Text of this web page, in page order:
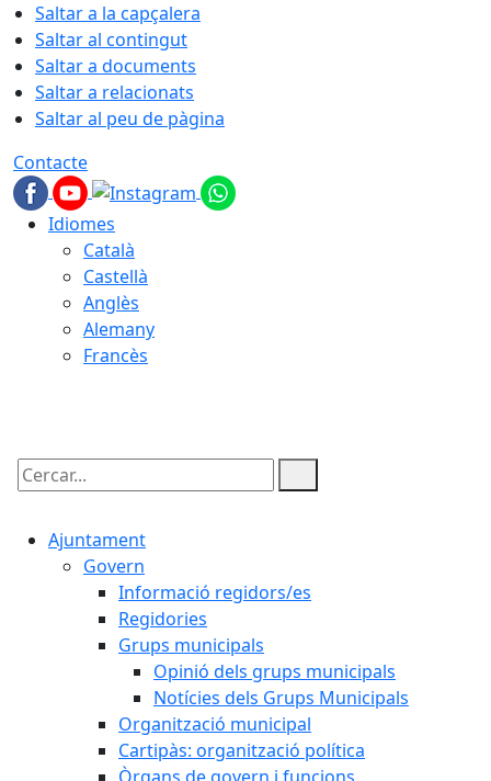
Saltar a la capçalera
Saltar al contingut
Saltar a documents
Saltar a relacionats
Saltar al peu de pàgina
Contacte
Idiomes
Català
Castellà
Anglès
Alemany
Francès
Cercar:
Ajuntament
Govern
Informació regidors/es
Regidories
Grups municipals
Opinió dels grups municipals
Notícies dels Grups Municipals
Organització municipal
Cartipàs: organització política